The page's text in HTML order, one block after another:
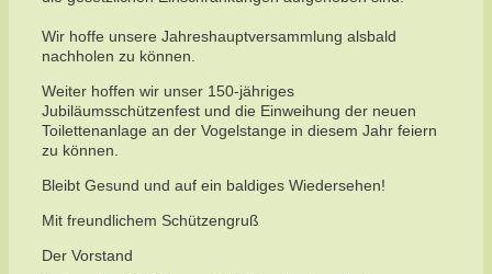
Wir hoffe unsere Jahreshauptversammlung alsbald
nachholen zu können.
Weiter hoffen wir unser 150-jähriges
Jubiläumsschützenfest und die Einweihung der neuen
Toilettenanlage an der Vogelstange in diesem Jahr feiern
zu können.
Bleibt Gesund und auf ein baldiges Wiedersehen!
Mit freundlichem Schützengruß
Der Vorstand